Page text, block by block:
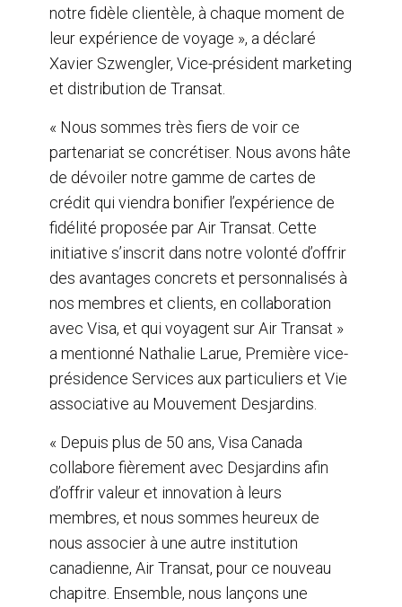
notre fidèle clientèle, à chaque moment de
leur expérience de voyage », a déclaré
Xavier Szwengler, Vice-président marketing
et distribution de Transat.
« Nous sommes très fiers de voir ce
partenariat se concrétiser. Nous avons hâte
de dévoiler notre gamme de cartes de
crédit qui viendra bonifier l’expérience de
fidélité proposée par Air Transat. Cette
initiative s’inscrit dans notre volonté d’offrir
des avantages concrets et personnalisés à
nos membres et clients, en collaboration
avec Visa, et qui voyagent sur Air Transat »
a mentionné Nathalie Larue, Première vice-
présidence Services aux particuliers et Vie
associative au Mouvement Desjardins.
« Depuis plus de 50 ans, Visa Canada
collabore fièrement avec Desjardins afin
d’offrir valeur et innovation à leurs
membres, et nous sommes heureux de
nous associer à une autre institution
canadienne, Air Transat, pour ce nouveau
chapitre. Ensemble, nous lançons une